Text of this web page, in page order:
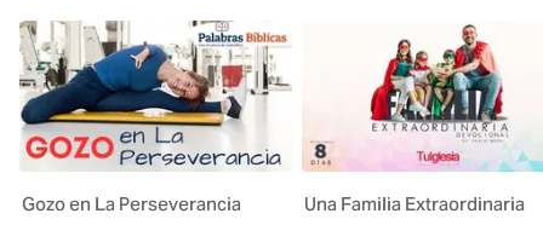
Gozo en La Perseverancia Una Familia Extraordinaria